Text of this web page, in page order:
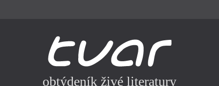
obtýdeník živé literatury